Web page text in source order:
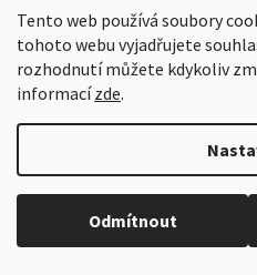
Tento web používá soubory
tohoto webu vyjadřujete
rozhodnutí můžete kdykoliv
informacízde.
Odmítnout
Při neplatnosti dárkového poukazu